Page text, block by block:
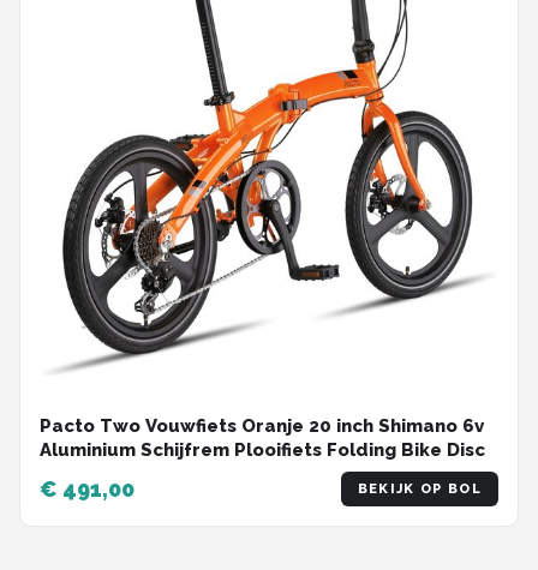
Pacto Two Vouwfiets Oranje 20 inch Shimano 6v
Aluminium Schijfrem Plooifiets Folding Bike Disc
€ 491,00 BEKIJK OP BOL